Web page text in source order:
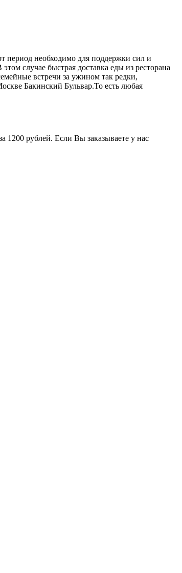
период необходимо для поддержки сил и
случае быстрая доставка еды из ресторана
встречи за ужином так редки,
Бакинский Бульвар.То есть любая
1200 рублей. Если Вы заказываете у нас